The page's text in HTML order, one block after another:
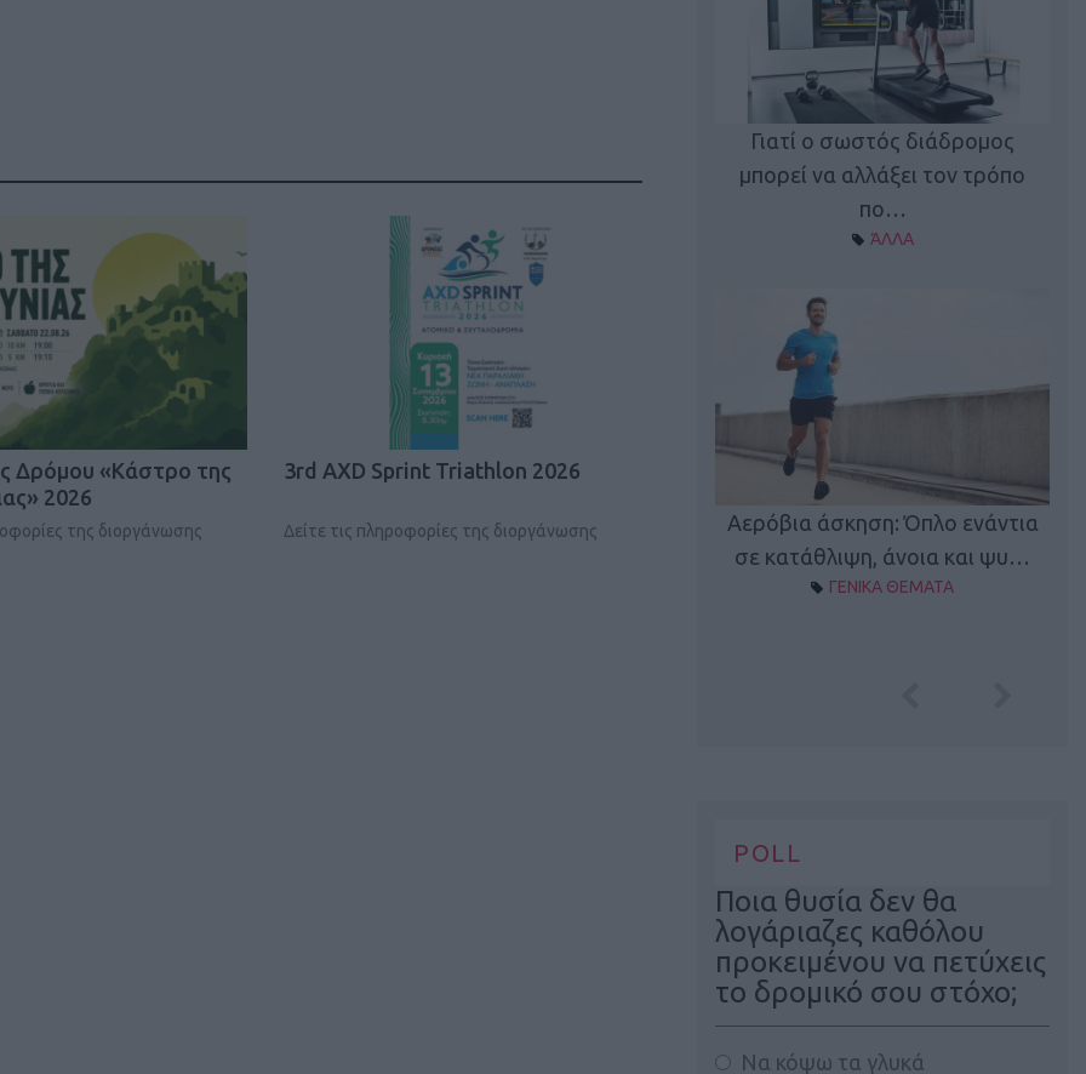
Δρόμου «Κάστρο της
2026
της διοργάνωσης
3rd AXD Sprint Triathlon 2026
Δείτε τις πληροφορίες της διοργάνωσης
New Year Resolutions: Η άσκηση
στην κορυφή για το 2026!
Γιατί ο σωστός διάδρομος
μπορεί να αλλάξει τον τρόπο
πο…
ΆΛΛΑ
Αερόβια άσκηση: Όπλο ενάντια
σε κατάθλιψη, άνοια και ψυ…
ΓΕΝΙΚΑ ΘΕΜΑΤΑ
POLL
Ποια θυσία δεν θα
λογάριαζες καθόλου
προκειμένου να πετύχεις
το δρομικό σου στόχο;
Να κόψω τα γλυκά